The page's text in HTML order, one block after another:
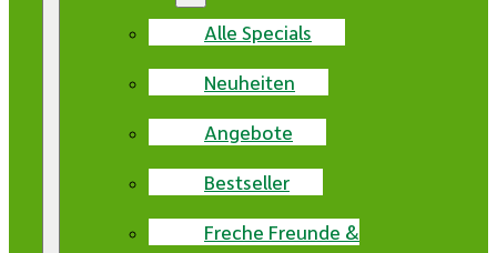
Alle Specials
Neuheiten
Angebote
Bestseller
Freche Freunde &